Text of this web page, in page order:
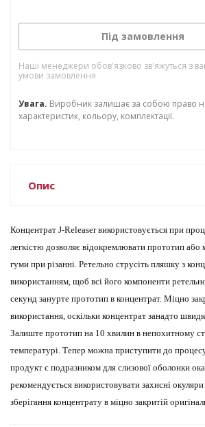
Під замовлення
Наші менеджери обов'язково зв'яжуться з
умови замовлення
Увага. Виробник залишає за собою право
характеристик, кольору, комплектації.
Опис
Концентрат J-Releaserвикористовується при
легкістю дозволяє відокремлювати прототип або
гуми при різанні. Ретельно струсіть пляшку з
використанням, щоб всі його компоненти
секунд занурте прототип в концентрат. Міцно
використання, оскільки концентрат занадто
Залиште прототип на 10 хвилин в непохитному
температурі. Тепер можна приступити до процесу
продукт є подразником для слизової оболонки
рекомендується використовувати захисні
зберігання концентрату в міцно закритій